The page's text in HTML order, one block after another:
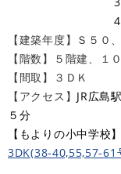
44～62
【建築年度】Ｓ５０
【階数】５階建、１
【間取】３ＤＫ
【アクセス】 JR広島
５分​
【もよりの小中学校
3DK(38-40,55,57-61